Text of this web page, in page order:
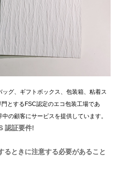
グ、ギフトボックス、包装箱、粘着ス
とするFSC認定のエコ包装工場であ
の顧客にサービスを提供しています。
認証要件!
るときに注意する必要があること